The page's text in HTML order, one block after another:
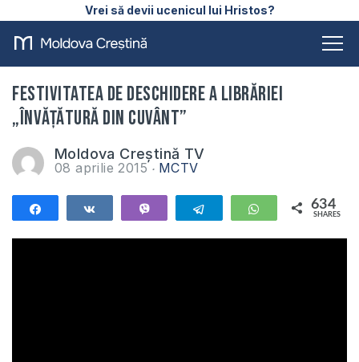
Vrei să devii ucenicul lui Hristos?
Festivitatea de deschidere a librăriei
„Învățătură din Cuvânt”
Moldova Creștină TV
08 aprilie 2015 MCTV
Telegram WhatsApp
634
SHARES